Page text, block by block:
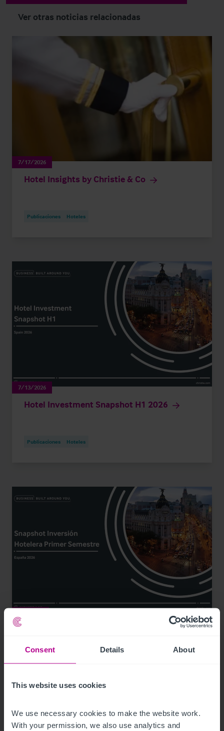
Consent Details About
This website uses cookies
We use necessary cookies to make the website work.
With your permission, we also use analytics and
Ver otras noticias relacionadas
7/17/2026
Hotel Insights by Christie & Co
Publicaciones Hoteles
7/13/2026
Hotel Investment Snapshot H1 2026
Publicaciones Hoteles
Publicaciones